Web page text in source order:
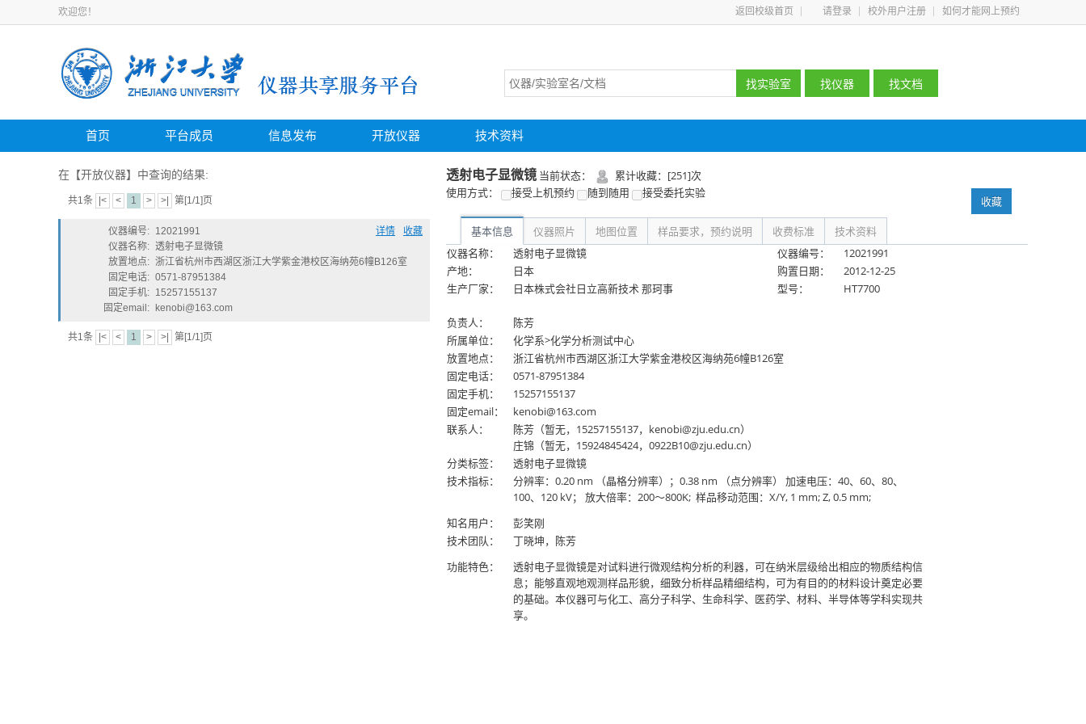
欢迎您！ 返回校级首页 请登录 校外用户注册 如何才能网上预约
首页 平台成员 信息发布 开放仪器 技术资料
在【开放仪器】中查询的结果:
共1条 |< < 1 > >| 第[1/1]页
仪器编号: 12021991 收藏
详情
仪器名称: 透射电子显微镜
放置地点: 浙江省杭州市西湖区浙江大学紫金港校区海纳苑6幢B126室
固定电话: 0571-87951384
固定手机: 15257155137
固定email:
kenobi@163.com
共1条 |< < 1 > >| 第[1/1]页